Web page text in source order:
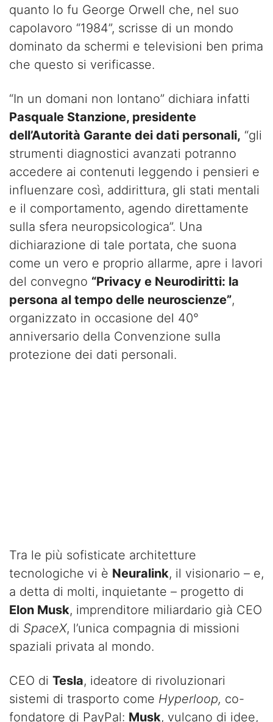
quanto lo fu George Orwell che, nel suo
capolavoro “1984”, scrisse di un mondo
dominato da schermi e televisioni ben prima
che questo si verificasse.
“In un domani non lontano” dichiara infatti
Pasquale Stanzione, presidente
dell’Autorità Garante dei dati personali, “gli
strumenti diagnostici avanzati potranno
accedere ai contenuti leggendo i pensieri e
influenzare così, addirittura, gli stati mentali
e il comportamento, agendo direttamente
sulla sfera neuropsicologica”. Una
dichiarazione di tale portata, che suona
come un vero e proprio allarme, apre i lavori
del convegno “Privacy e Neurodiritti: la
persona al tempo delle neuroscienze”,
organizzato in occasione del 40°
anniversario della Convenzione sulla
protezione dei dati personali.
Tra le più sofisticate architetture
tecnologiche vi è Neuralink, il visionario – e,
a detta di molti, inquietante – progetto di
Elon Musk, imprenditore miliardario già CEO
di SpaceX, l’unica compagnia di missioni
spaziali privata al mondo.
CEO di Tesla, ideatore di rivoluzionari
sistemi di trasporto come Hyperloop, co-
fondatore di PayPal: Musk, vulcano di idee,